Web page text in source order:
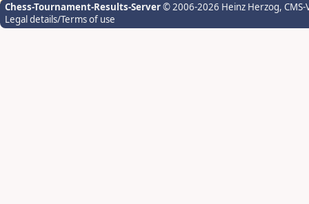
Chess-Tournament-Results-Server© 2006-2026 Heinz Herzog,
Legal details/Terms of use